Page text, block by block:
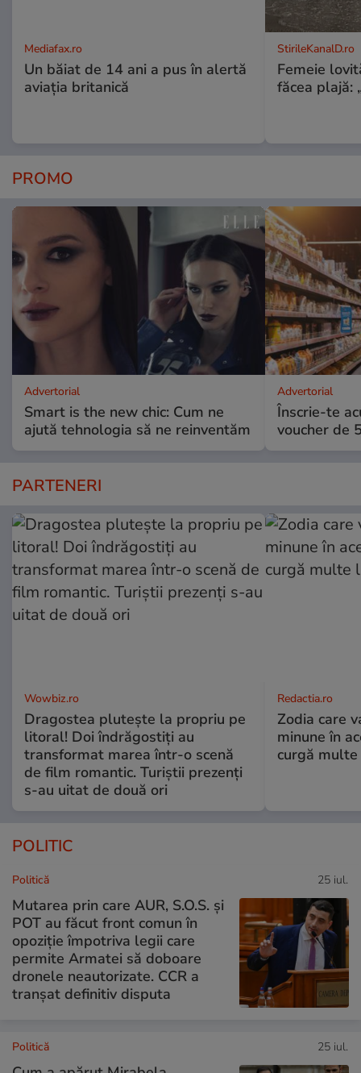
Mediafax.ro
Un băiat de 14 ani a pus în alertă
aviația britanică
StirileKanalD.ro
Femeie
făcea plajă:
PROMO
Advertorial
Smart is the new chic: Cum ne
ajută tehnologia să ne reinventăm
Advertorial
Înscrie-te
voucher de
PARTENERI
Wowbiz.ro
Dragostea plutește la propriu pe
litoral! Doi îndrăgostiți au
transformat marea într-o scenă
de film romantic. Turiștii prezenți
s-au uitat de două ori
Redactia.ro
Zodia care
minune în
curgă
POLITIC
Politică 25 iul.
Mutarea prin care AUR, S.O.S. și
POT au făcut front comun în
opoziție împotriva legii care
permite Armatei să doboare
dronele neautorizate. CCR a
tranșat definitiv disputa
Politică 25 iul.